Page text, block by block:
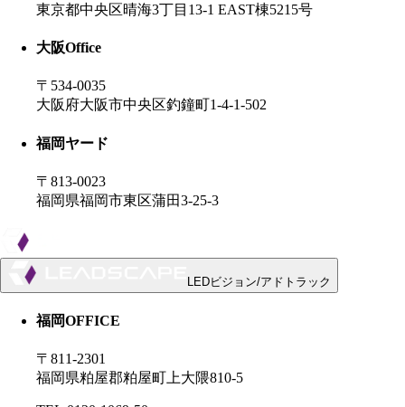
東京都中央区晴海3丁目13-1 EAST棟5215号
大阪Office
〒534-0035
大阪府大阪市中央区釣鐘町1-4-1-502
福岡ヤード
〒813-0023
福岡県福岡市東区蒲田3-25-3
LEDビジョン/アドトラック
福岡OFFICE
〒811-2301
福岡県粕屋郡粕屋町上大隈810-5